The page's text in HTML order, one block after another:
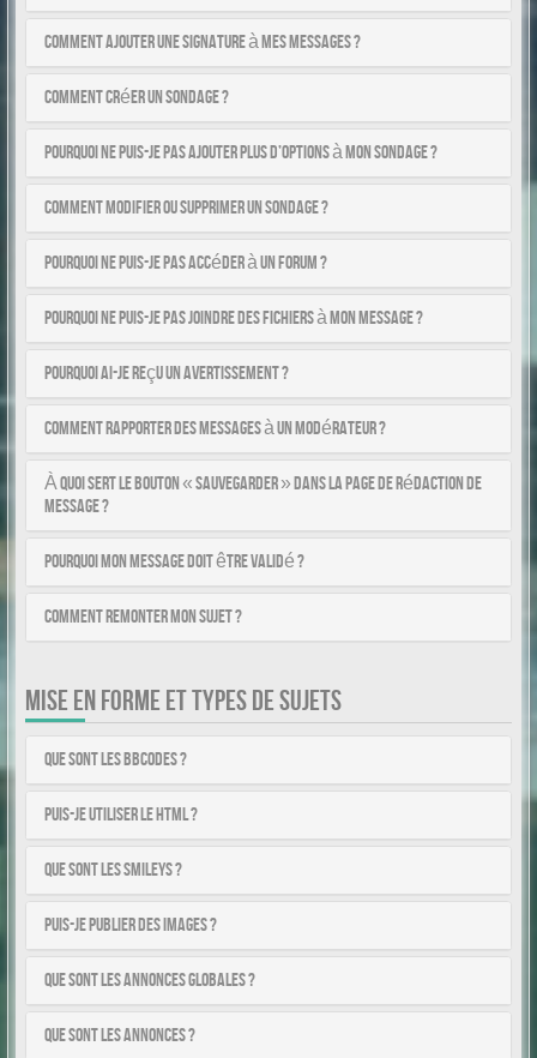
Comment ajouter une signature à mes messages ?
Comment créer un sondage ?
Pourquoi ne puis-je pas ajouter plus d’options à mon sondage ?
Comment modifier ou supprimer un sondage ?
Pourquoi ne puis-je pas accéder à un forum ?
Pourquoi ne puis-je pas joindre des fichiers à mon message ?
Pourquoi ai-je reçu un avertissement ?
Comment rapporter des messages à un modérateur ?
À quoi sert le bouton « Sauvegarder » dans la page de rédaction de
message ?
Pourquoi mon message doit être validé ?
Comment remonter mon sujet ?
MISE EN FORME ET TYPES DE SUJETS
Que sont les BBCodes ?
Puis-je utiliser le HTML ?
Que sont les smileys ?
Puis-je publier des images ?
Que sont les annonces globales ?
Que sont les annonces ?